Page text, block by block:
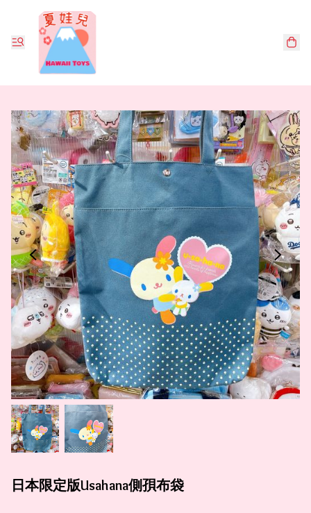
日本限定版Usahana側孭布袋